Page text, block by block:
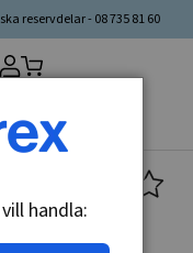
reservdelar - 08 735 81 60
handla: